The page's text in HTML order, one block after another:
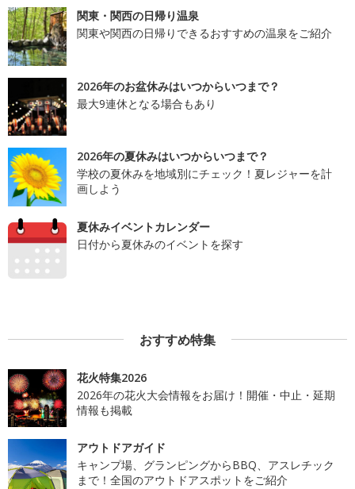
関東・関西の日帰り温泉
関東や関西の日帰りできるおすすめの温泉をご紹介
2026年のお盆休みはいつからいつまで？
最大9連休となる場合もあり
2026年の夏休みはいつからいつまで？
学校の夏休みを地域別にチェック！夏レジャーを計
画しよう
夏休みイベントカレンダー
日付から夏休みのイベントを探す
おすすめ特集
花火特集2026
2026年の花火大会情報をお届け！開催・中止・延期
情報も掲載
アウトドアガイド
キャンプ場、グランピングからBBQ、アスレチック
まで！全国のアウトドアスポットをご紹介